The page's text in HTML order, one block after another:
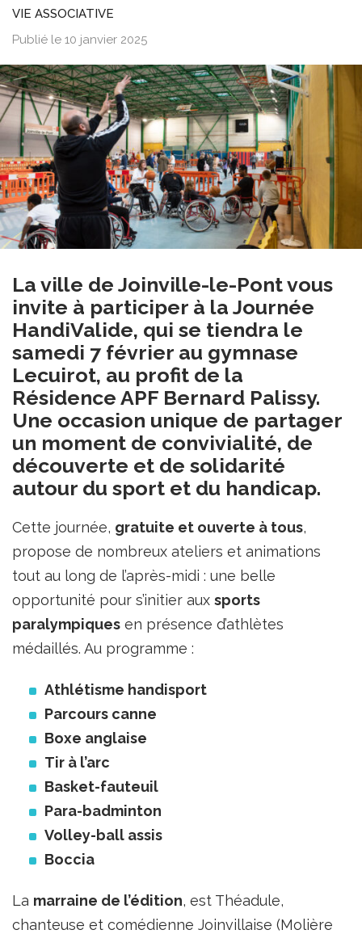
VIE ASSOCIATIVE
Publié le 10 janvier 2025
La ville de Joinville-le-Pont vous
invite à participer à la Journée
HandiValide, qui se tiendra le
samedi 7 février au gymnase
Lecuirot, au profit de la
Résidence APF Bernard Palissy.
Une occasion unique de partager
un moment de convivialité, de
découverte et de solidarité
autour du sport et du handicap.
Cette journée, gratuite et ouverte à tous,
propose de nombreux ateliers et animations
tout au long de l’après-midi : une belle
opportunité pour s’initier aux sports
paralympiques en présence d’athlètes
médaillés. Au programme :
Athlétisme handisport
Parcours canne
Boxe anglaise
Tir à l’arc
Basket-fauteuil
Para-badminton
Volley-ball assis
Boccia
La marraine de l’édition, est Théadule,
chanteuse et comédienne Joinvillaise (Molière